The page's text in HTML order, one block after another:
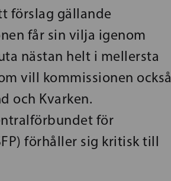
förslag gällande
får sin vilja igenom
nästan helt i mellersta
vill kommissionen också
och Kvarken.
för
förhåller sig kritisk till